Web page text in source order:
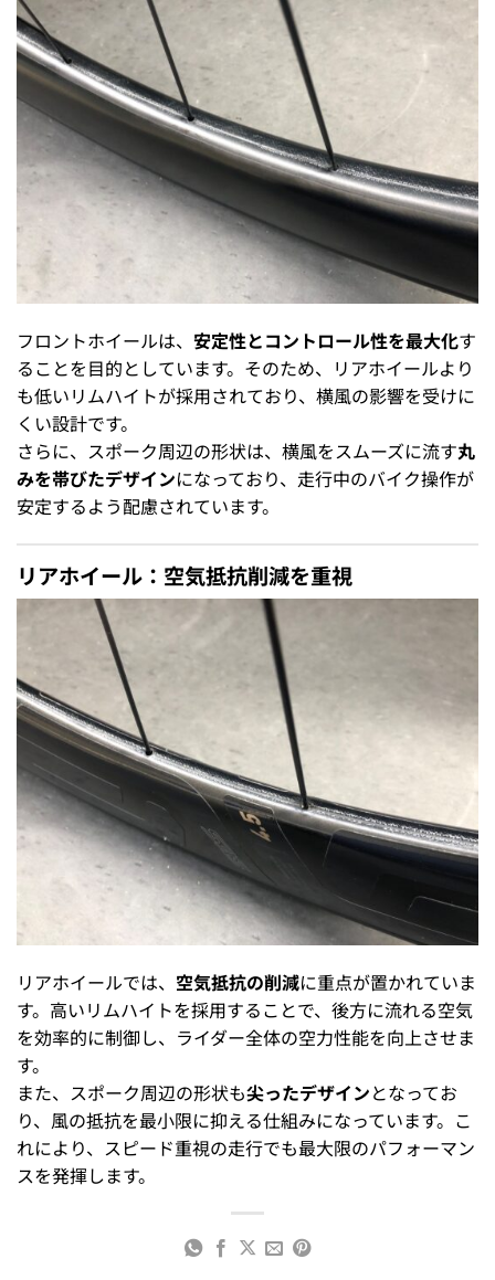
フロントホイールは、 安定性とコントロール性を最大化す
ることを目的としています。そのため、リアホイールより
も低いリムハイトが採用されており、横風の影響を受けに
くい設計です。
さらに、スポーク周辺の形状は、横風をスムーズに流す丸
みを帯びたデザインになっており、走行中のバイク操作が
安定するよう配慮されています。
リアホイール：空気抵抗削減を重視
リアホイールでは、 空気抵抗の削減に重点が置かれていま
す。高いリムハイトを採用することで、後方に流れる空気
を効率的に制御し、ライダー全体の空力性能を向上させま
す。
また、スポーク周辺の形状も尖ったデザインとなってお
り、風の抵抗を最小限に抑える仕組みになっています。こ
れにより、スピード重視の走行でも最大限のパフォーマン
スを発揮します。